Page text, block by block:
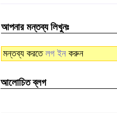
আপনার মন্তব্য লিখুনঃ
মন্তব্য করতে লগ ইন করুন
আলোচিত ব্লগ